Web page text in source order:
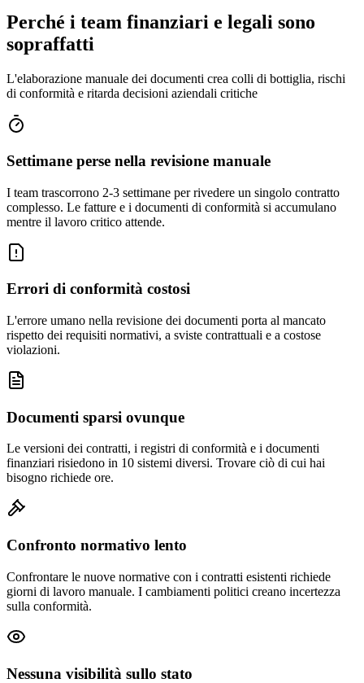
Perché i team finanziari e legali sono
sopraffatti
L'elaborazione manuale dei documenti crea colli di bottiglia, rischi
di conformità e ritarda decisioni aziendali critiche
Settimane perse nella revisione manuale
I team trascorrono 2-3 settimane per rivedere un singolo contratto
complesso. Le fatture e i documenti di conformità si accumulano
mentre il lavoro critico attende.
Errori di conformità costosi
L'errore umano nella revisione dei documenti porta al mancato
rispetto dei requisiti normativi, a sviste contrattuali e a costose
violazioni.
Documenti sparsi ovunque
Le versioni dei contratti, i registri di conformità e i documenti
finanziari risiedono in 10 sistemi diversi. Trovare ciò di cui hai
bisogno richiede ore.
Confronto normativo lento
Confrontare le nuove normative con i contratti esistenti richiede
giorni di lavoro manuale. I cambiamenti politici creano incertezza
sulla conformità.
Nessuna visibilità sullo stato